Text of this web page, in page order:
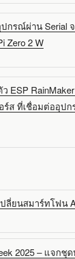
กรณ์ผ่าน Serial
Zero 2 W
ESP
ร์ส ที่เชื่อมต่ออุป
ปลี่ยนสมาร์ทโฟน
2025 – แจกชุ